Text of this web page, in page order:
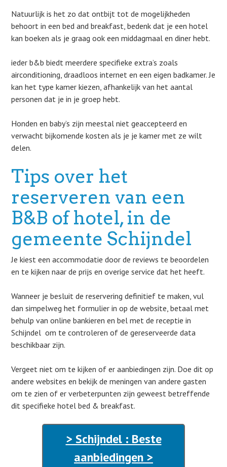
Natuurlijk is het zo dat ontbijt tot de mogelijkheden
behoort in een bed and breakfast, bedenk dat je een hotel
kan boeken als je graag ook een middagmaal en diner hebt.
ieder b&b biedt meerdere specifieke extra’s zoals
airconditioning, draadloos internet en een eigen badkamer. Je
kan het type kamer kiezen, afhankelijk van het aantal
personen dat je in je groep hebt.
Honden en baby’s zijn meestal niet geaccepteerd en
verwacht bijkomende kosten als je je kamer met ze wilt
delen.
Tips over het
reserveren van een
B&B of hotel, in de
gemeente Schijndel
Je kiest een accommodatie door de reviews te beoordelen
en te kijken naar de prijs en overige service dat het heeft.
Wanneer je besluit de reservering definitief te maken, vul
dan simpelweg het formulier in op de website, betaal met
behulp van online bankieren en bel met de receptie in
Schijndel om te controleren of de gereserveerde data
beschikbaar zijn.
Vergeet niet om te kijken of er aanbiedingen zijn. Doe dit op
andere websites en bekijk de meningen van andere gasten
om te zien of er verbeterpunten zijn geweest betreffende
dit specifieke hotel bed & breakfast.
> Schijndel : Beste
aanbiedingen >